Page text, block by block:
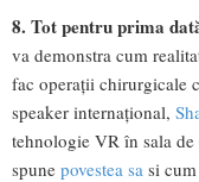
8. Tot pentru prima
va demonstra cum
fac operații chirurgicale
speaker internațional,
tehnologie VR în sala
spune povestea sa si